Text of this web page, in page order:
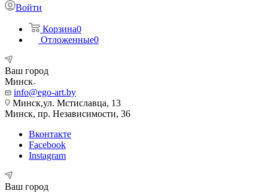
Войти
Корзина0
Отложенные0
Ваш город
Минск
info@ego-art.by
Минск,ул. Мстиславца, 13
Минск, пр. Независимости, 36
Вконтакте
Facebook
Instagram
Ваш город